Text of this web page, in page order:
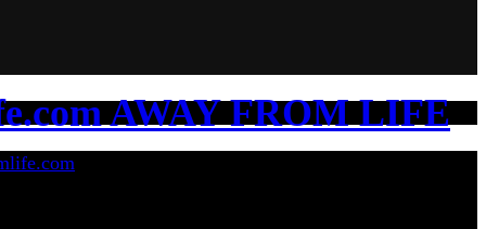
AWAY FROM LIFE